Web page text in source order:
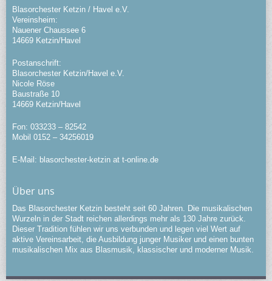
Blasorchester Ketzin / Havel e.V.
Vereinsheim:
Nauener Chaussee 6
14669 Ketzin/Havel
Postanschrift:
Blasorchester Ketzin/Havel e.V.
Nicole Röse
Baustraße 10
14669 Ketzin/Havel
Fon: 033233 – 82542
Mobil 0152 – 34256019
E-Mail: blasorchester-ketzin at t-online.de
Über uns
Das Blasorchester Ketzin besteht seit 60 Jahren. Die musikalischen
Wurzeln in der Stadt reichen allerdings mehr als 130 Jahre zurück.
Dieser Tradition fühlen wir uns verbunden und legen viel Wert auf
aktive Vereinsarbeit, die Ausbildung junger Musiker und einen bunten
musikalischen Mix aus Blasmusik, klassischer und moderner Musik.